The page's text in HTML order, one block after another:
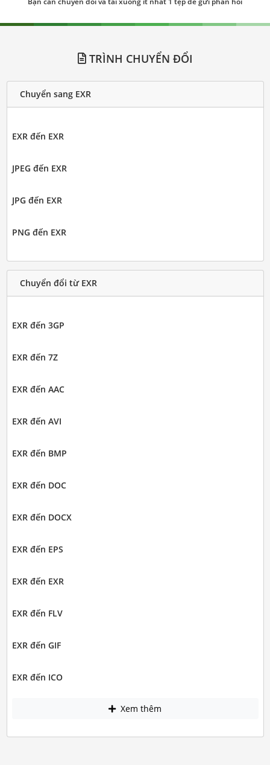
TRÌNH CHUYỂN ĐỔI
Chuyển sang EXR
EXR đến EXR
JPEG đến EXR
JPG đến EXR
PNG đến EXR
Chuyển đổi từ EXR
EXR đến 3GP
EXR đến 7Z
EXR đến AAC
EXR đến AVI
EXR đến BMP
EXR đến DOC
EXR đến DOCX
EXR đến EPS
EXR đến EXR
EXR đến FLV
EXR đến GIF
EXR đến ICO
Xem thêm